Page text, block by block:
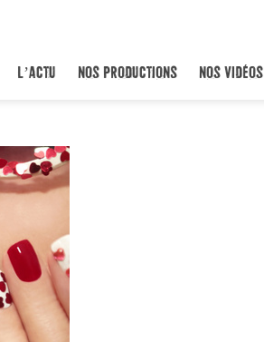
L’ACTU NOS PRODUCTIONS NOS VIDÉOS